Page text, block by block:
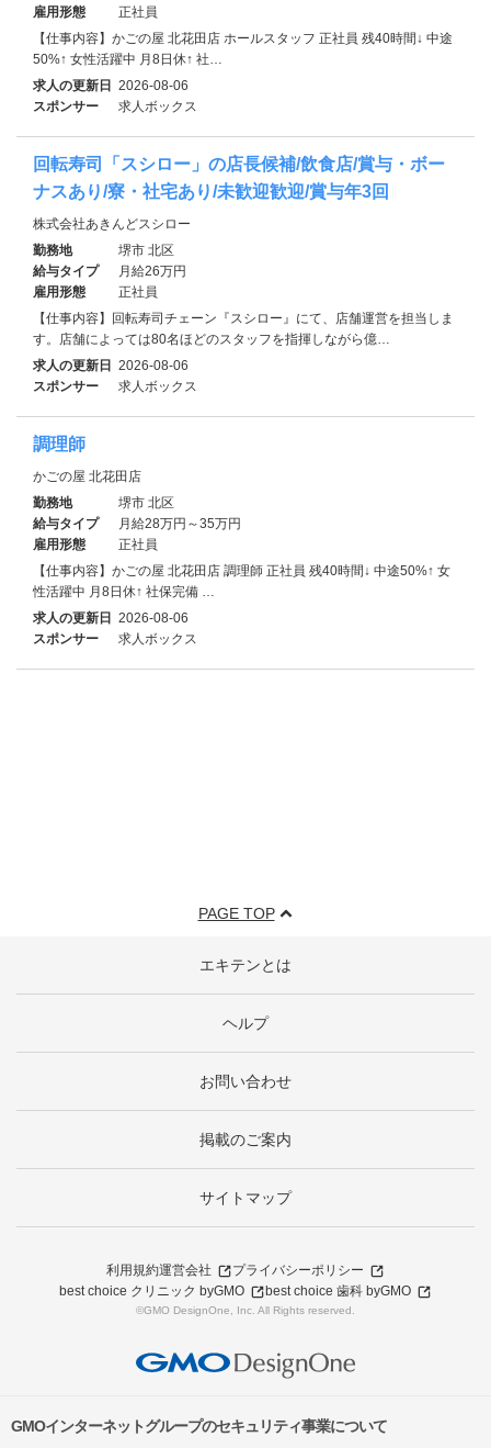
雇用形態
正社員
【仕事内容】かごの屋 北花田店 ホールスタッフ 正社員 残40時間↓ 中途
50%↑ 女性活躍中 月8日休↑ 社…
求人の更新日 2026-08-06
スポンサー
求人ボックス
回転寿司「スシロー」の店長候補/飲食店/賞与・ボー
ナスあり/寮・社宅あり/未歓迎歓迎/賞与年3回
株式会社あきんどスシロー
勤務地
堺市 北区
給与タイプ
月給26万円
雇用形態
正社員
【仕事内容】回転寿司チェーン『スシロー』にて、店舗運営を担当しま
す。店舗によっては80名ほどのスタッフを指揮しながら億…
求人の更新日 2026-08-06
スポンサー
求人ボックス
調理師
かごの屋 北花田店
勤務地
堺市 北区
給与タイプ
月給28万円～35万円
雇用形態
正社員
【仕事内容】かごの屋 北花田店 調理師 正社員 残40時間↓ 中途50%↑ 女
性活躍中 月8日休↑ 社保完備 …
求人の更新日 2026-08-06
スポンサー
求人ボックス
PAGE TOP
エキテンとは
ヘルプ
お問い合わせ
掲載のご案内
サイトマップ
利用規約運営会社
プライバシーポリシー
best choice クリニック byGMO
best choice 歯科 byGMO
©GMO DesignOne, Inc. All Rights reserved.
GMOインターネットグループのセキュリティ事業について